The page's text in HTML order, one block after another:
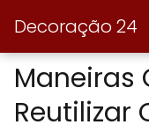
Decoração 24
Maneiras
Reutilizar